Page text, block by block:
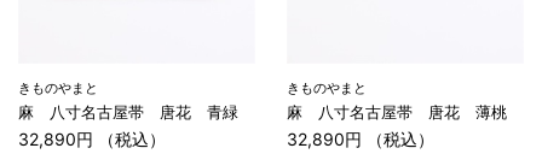
きものやまと
麻 八寸名古屋帯 唐花 青緑
32,890円 （税込）
きものやまと
麻 八寸名古屋帯 唐花 薄桃
32,890円 （税込）